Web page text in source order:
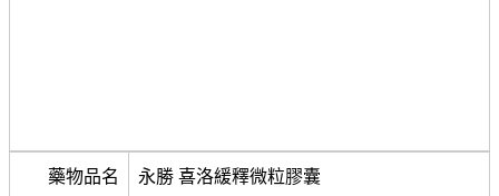
藥物品名 永勝 喜洛緩釋微粒膠囊